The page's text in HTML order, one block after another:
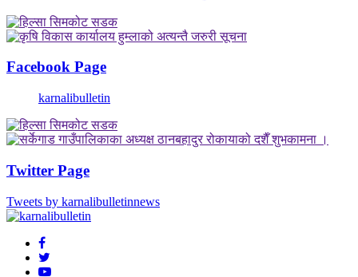
Facebook Page
karnalibulletin
Twitter Page
Tweets by karnalibulletinnews